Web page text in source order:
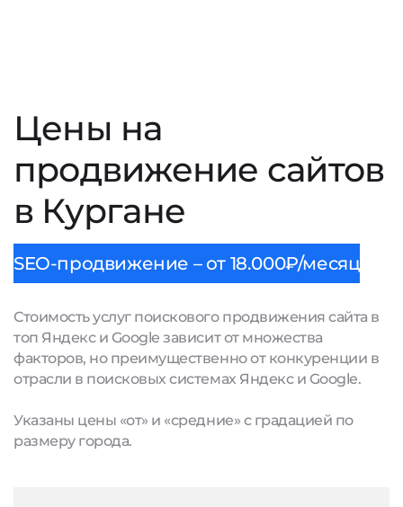
Цены на
продвижение сайтов
в Кургане
SEO-продвижение – от 18.000₽/месяц
Стоимость услуг поискового продвижения сайта в
топ Яндекс и Google зависит от множества
факторов, но преимущественно от конкуренции в
отрасли в поисковых системах Яндекс и Google.
Указаны цены «от» и «средние» с градацией по
размеру города.